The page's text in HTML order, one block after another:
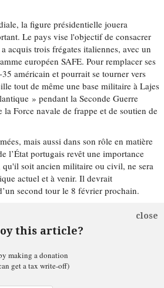
la figure présidentielle jouera
Le pays vise l'objectif de consacrer
acquis trois frégates italiennes, avec un
européen SAFE. Pour remplacer ses
américain et pourrait se tourner vers
tout de même une base militaire à Lajes
» pendant la Seconde Guerre
Force navale de frappe et de soutien de
mais aussi dans son rôle en matière
l’État portugais revêt une importance
soit ancien militaire ou civil, ne sera
actuel et à venir. Il devrait
second tour le 8 février prochain.
this article?
close
making a donation
get a tax write-off)